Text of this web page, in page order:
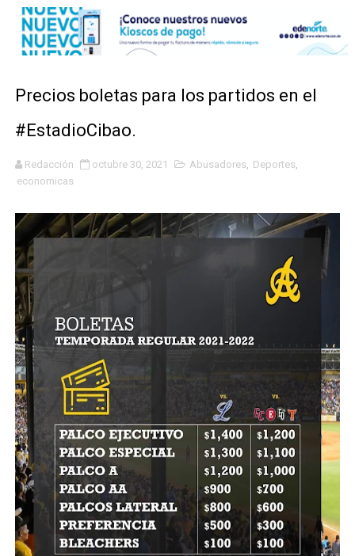
Operadores de rifas y bancas ilegales enfrentarían
Familia relata angustia tras explosión de tanque de
Indomet pronostica temperaturas de hasta 35 °C para
JAPY VERDEI MISS MICHELL ROSARIO
Precios boletas para los partidos en el
#EstadioCibao.
Redacción octubre 30, 2021 Abusadores, Deportes,
economicas